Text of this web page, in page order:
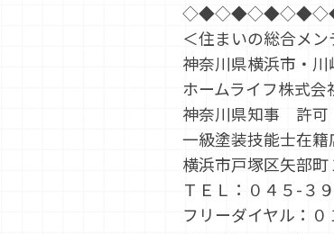
＜住まいの総合メン
神奈川県横浜市・
ホームライフ株式会
神奈川県知事 許可
一級塗装技能士在籍
横浜市戸塚区矢部町
ＴＥＬ：０４５-３
フリーダイヤル：